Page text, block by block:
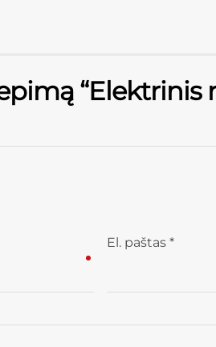
“Elektrinis
El. paštas *